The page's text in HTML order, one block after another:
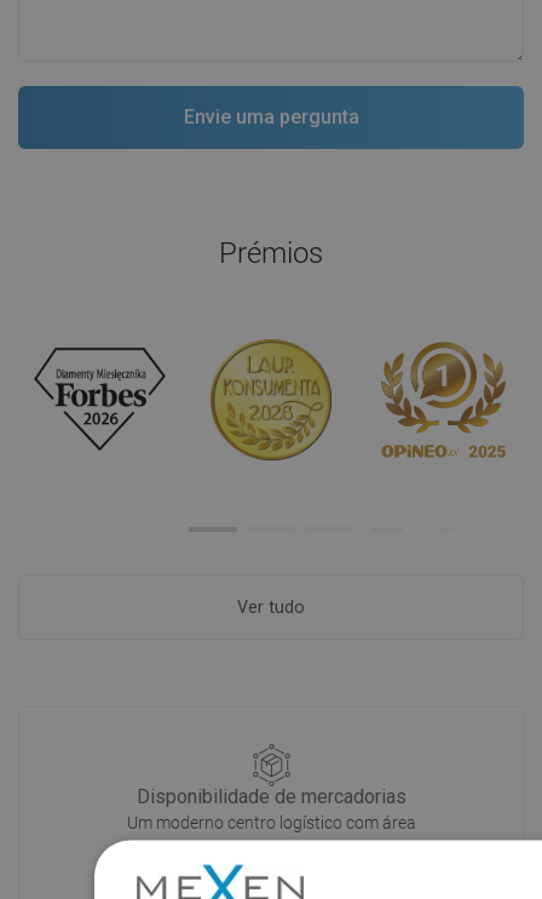
Prémios
Ver tudo
Disponibilidade de mercadorias
Um moderno centro logístico com área
oferece mais de 1.500.000 peças de